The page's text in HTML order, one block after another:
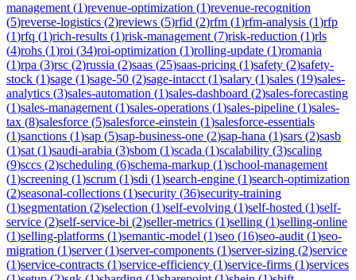
management (1)revenue-optimization (1)revenue-recognition
(5)reverse-logistics (2)reviews (5)rfid (2)rfm (1)rfm-analysis (1)rfp
(1)rfq (1)rich-results (1)risk-management (7)risk-reduction (1)rls
(4)rohs (1)roi (34)roi-optimization (1)rolling-update (1)romania
(1)rpa (3)rsc (2)russia (2)saas (25)saas-pricing (1)safety (2)safety-
stock (1)sage (1)sage-50 (2)sage-intacct (1)salary (1)sales (19)sales-
analytics (3)sales-automation (1)sales-dashboard (2)sales-forecasting
(1)sales-management (1)sales-operations (1)sales-pipeline (1)sales-
tax (8)salesforce (5)salesforce-einstein (1)salesforce-essentials
(1)sanctions (1)sap (5)sap-business-one (2)sap-hana (1)sars (2)sasb
(1)sat (1)saudi-arabia (3)sbom (1)scada (1)scalability (3)scaling
(9)sccs (2)scheduling (6)schema-markup (1)school-management
(1)screening (1)scrum (1)sdi (1)search-engine (1)search-optimization
(2)seasonal-collections (1)security (36)security-training
(1)segmentation (2)selection (1)self-evolving (1)self-hosted (1)self-
service (2)self-service-bi (2)seller-metrics (1)selling (1)selling-online
(1)selling-platforms (1)semantic-model (1)seo (16)seo-audit (1)seo-
migration (1)server(1)server-components (1)server-sizing (2)service
(1)service-contracts (1)service-efficiency (1)service-firms (1)services